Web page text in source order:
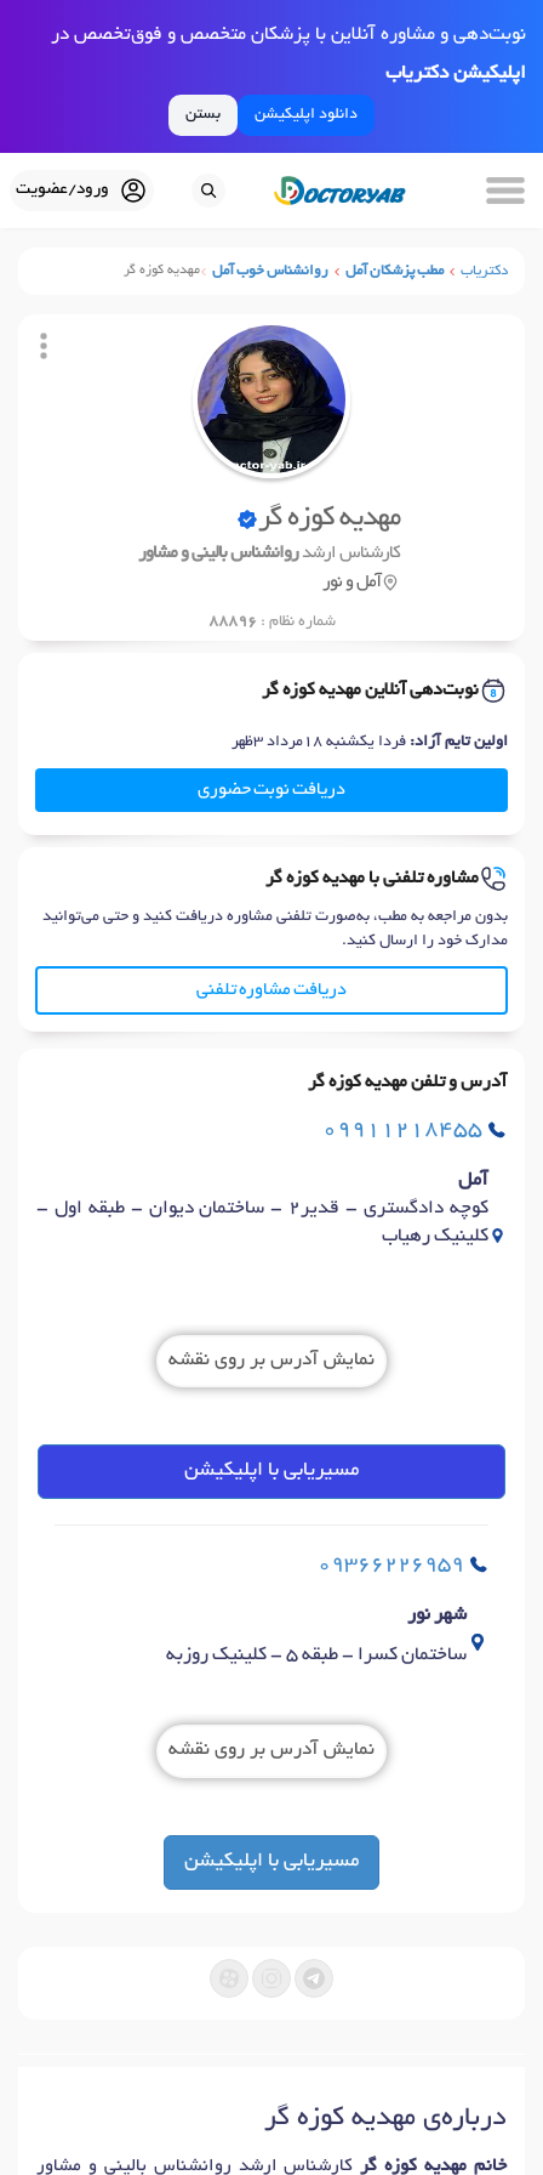
نوبت‌دهی و مشاوره آنلاین با پزشکان متخصص و فوق‌تخصص در
اپلیکیشن دکتریاب
دانلود اپلیکیشن بستن
ورود/عضویت
دکتریاب مطب پزشکان آمل روانشناس خوب آمل مهدیه کوزه گر
مهدیه کوزه گر
کارشناس ارشدروانشناس بالینی و مشاور
آمل و نور
شماره نظام : 88896
نوبت‌دهی آنلاین مهدیه کوزه گر
اولین تایم آزاد: فردا یکشنبه 18مرداد 3ظهر
دریافت نوبت حضوری
مشاوره تلفنی با مهدیه کوزه گر
بدون مراجعه به مطب، به‌صورت تلفنی مشاوره دریافت کنید و حتی می‌توانید
مدارک خود را ارسال کنید.
دریافت مشاوره تلفنی
آدرس و تلفن مهدیه کوزه گر
09911218455
آمل
کوچه دادگستری - قدیر2 - ساختمان دیوان - طبقه اول -
کلینیک رهیاب
نمایش آدرس بر روی نقشه
مسیریابی با اپلیکیشن
09366226959
شهر نور
ساختمان کسرا - طبقه 5 - کلینیک روزبه
نمایش آدرس بر روی نقشه
مسیریابی با اپلیکیشن
درباره‌ی مهدیه کوزه گر
خانم مهدیه کوزه گر کارشناس ارشد روانشناس بالینی و مشاور